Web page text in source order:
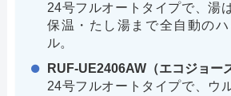
24号フルオートタイプで、湯
保温・たし湯まで全自動の
ル。
RUF-UE2406AW（エコジョー
24号フルオートタイプで、ウ